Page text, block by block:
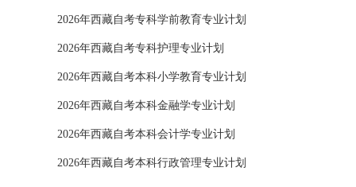
2026年西藏自考专科学前教育专业计划
2026年西藏自考专科护理专业计划
2026年西藏自考本科小学教育专业计划
2026年西藏自考本科金融学专业计划
2026年西藏自考本科会计学专业计划
2026年西藏自考本科行政管理专业计划